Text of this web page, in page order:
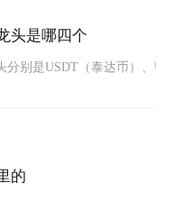
头是哪四个
分别是USDT（泰达币）、
的